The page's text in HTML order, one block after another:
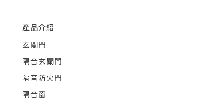
產品介紹
玄關門
隔音玄關門
隔音防火門
隔音窗